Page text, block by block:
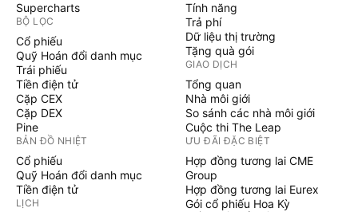
Supercharts
BỘ LỌC
Cổ phiếu
Quỹ Hoán đổi danh mục
Trái phiếu
Tiền điện tử
Cặp CEX
Cặp DEX
Pine
BẢN ĐỒ NHIỆT
Cổ phiếu
Quỹ Hoán đổi danh mục
Tiền điện tử
LỊCH
Tính năng
Trả phí
Dữ liệu thị trường
Tặng quà gói
GIAO DỊCH
Tổng quan
Nhà môi giới
So sánh các nhà môi giới
Cuộc thi The Leap
ƯU ĐÃI ĐẶC BIỆT
Hợp đồng tương lai CME
Group
Hợp đồng tương lai Eurex
Gói cổ phiếu Hoa Kỳ